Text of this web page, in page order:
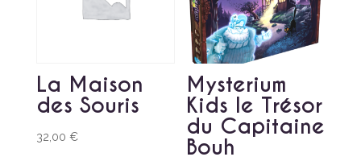
La Maison
des Souris
32,00 €
Mysterium
Kids le Trésor
du Capitaine
Bouh